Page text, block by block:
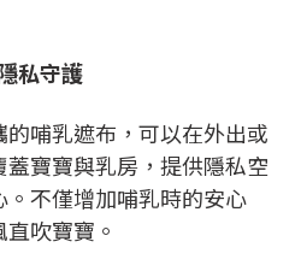
私守護
哺乳遮布，可以在外出或
寶寶與乳房，提供隱私空
不僅增加哺乳時的安心
吹寶寶。